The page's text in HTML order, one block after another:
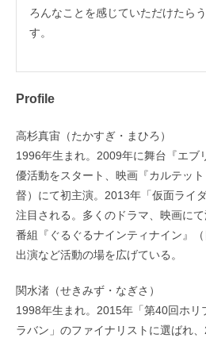
ろんなことを感じていただけたら
す。
Profile
高杉真宙（たかすぎ・まひろ）
1996年生まれ。2009年に舞台『エブ
優活動をスタート、映画『カルテッ
督）にて初主演。2013年「仮面ライ
注目される。多くのドラマ、映画に
番組『ぐるぐるナインティナイン』
出演など活動の場を広げている。
関水渚（せきみず・なぎさ）
1998年生まれ。2015年「第40回ホリ
ラバン」のファイナリストに選ばれ